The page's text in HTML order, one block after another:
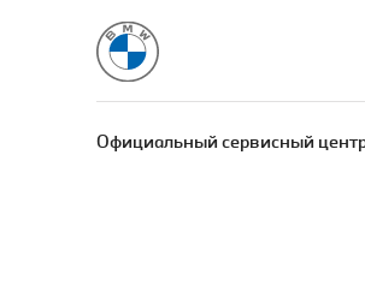
Официальный сервисный